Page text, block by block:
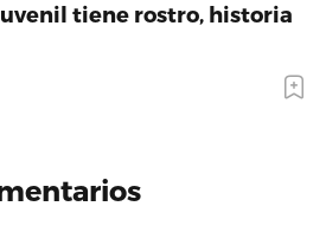
tiene rostro, historia